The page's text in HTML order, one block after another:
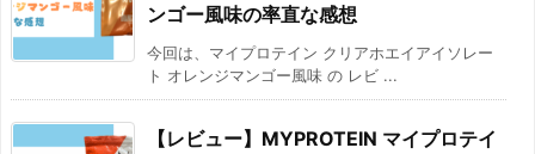
ンゴー風味の率直な感想
今回は、マイプロテイン クリアホエイアイソレー
ト オレンジマンゴー風味 の レビ ...
【レビュー】MYPROTEIN マイプロテイ